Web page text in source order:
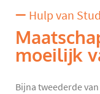
Hulp van
moeilijk
Bijna tweederde